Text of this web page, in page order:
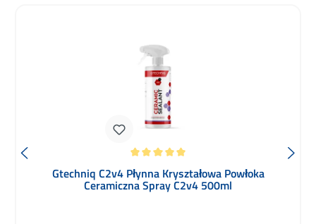
Średnia ocena 5 z 5 gwiazdek
Gtechniq C2v4 Płynna Kryształowa Powłoka
Ceramiczna Spray C2v4 500ml